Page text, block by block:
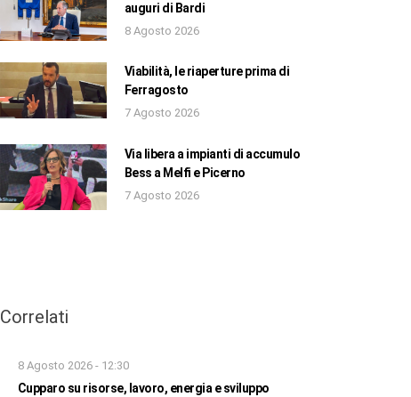
auguri di Bardi
8 Agosto 2026
Viabilità, le riaperture prima di
Ferragosto
7 Agosto 2026
Via libera a impianti di accumulo
Bess a Melfi e Picerno
7 Agosto 2026
Correlati
8 Agosto 2026 - 12:30
Cupparo su risorse, lavoro, energia e sviluppo